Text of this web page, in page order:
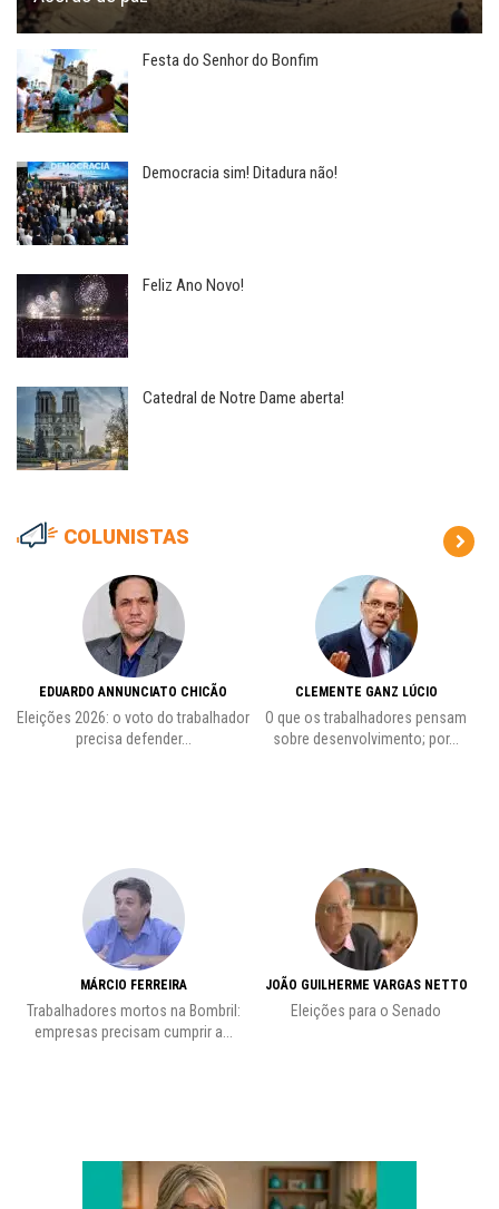
Festa do Senhor do Bonfim
Democracia sim! Ditadura não!
Feliz Ano Novo!
Catedral de Notre Dame aberta!
COLUNISTAS
EDUARDO ANNUNCIATO CHICÃO
Eleições 2026: o voto do trabalhador
precisa defender...
MÁRCIO FERREIRA
Trabalhadores mortos na Bombril:
empresas precisam cumprir a...
CLEMENTE GANZ LÚCIO
O que os trabalhadores pensam
sobre desenvolvimento; por...
JOÃO GUILHERME VARGAS NETTO
Eleições para o Senado